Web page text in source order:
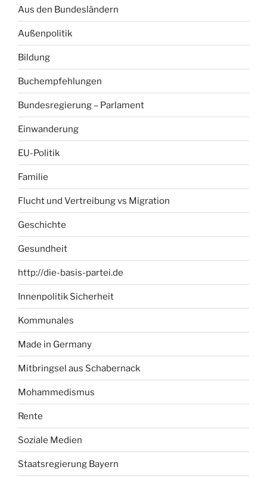
Aus den Bundesländern
Außenpolitik
Bildung
Buchempfehlungen
Bundesregierung – Parlament
Einwanderung
EU-Politik
Familie
Flucht und Vertreibung vs Migration
Geschichte
Gesundheit
http://die-basis-partei.de
Innenpolitik Sicherheit
Kommunales
Made in Germany
Mitbringsel aus Schabernack
Mohammedismus
Rente
Soziale Medien
Staatsregierung Bayern